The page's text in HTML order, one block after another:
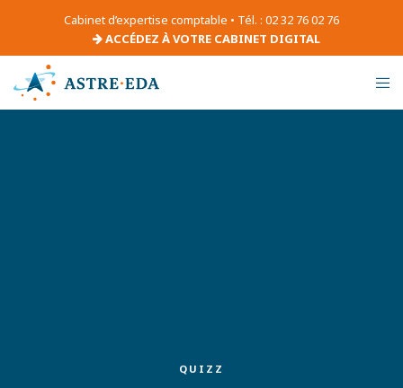
Cabinet d’expertise comptable • Tél. : 02 32 76 02 76
ACCÉDEZ À VOTRE CABINET DIGITAL
QUIZZ